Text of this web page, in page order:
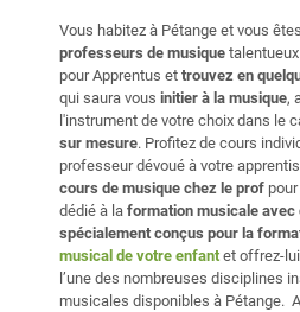
Vous habitez à Pétange et vous
professeurs de musique
pour Apprentus et trouvez en
qui saura vous initier à la musique,
l'instrument de votre choix dans le
sur mesure. Profitez de cours
professeur dévoué à votre
cours de musique chez le prof
dédié à la formation musicale avec
spécialement conçus pour la
musical de votre enfant et offrez-
l’une des nombreuses disciplines
musicales disponibles à Pétange.